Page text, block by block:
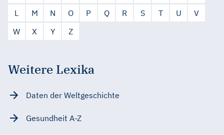
L
M N O P Q R S T U
V
W
X Y Z
Weitere Lexika
Daten der Weltgeschichte
Gesundheit A-Z